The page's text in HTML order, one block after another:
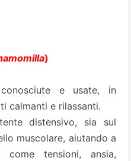
)
e usate, in
calmanti e rilassanti.
distensivo, sia sul
muscolare, aiutando a
come tensioni, ansia,